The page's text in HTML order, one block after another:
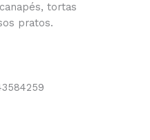
tortas
pratos.